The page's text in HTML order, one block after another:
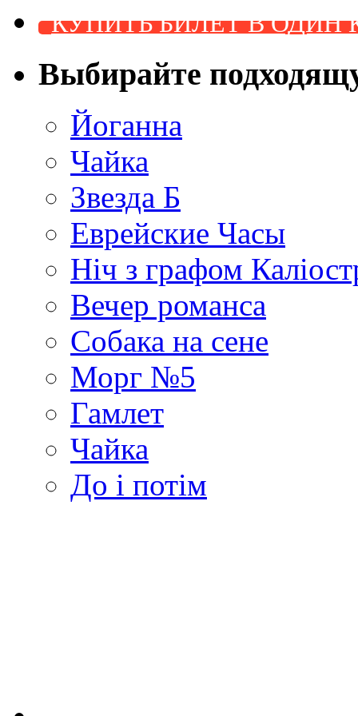
КУПИТЬ БИЛЕТ В ОДИН
Выбирайте
Йоганна
Чайка
Звезда Б
Еврейские Часы
Ніч з графом
Вечер романса
Собака на сене
Морг №5
Гамлет
Чайка
До і потім